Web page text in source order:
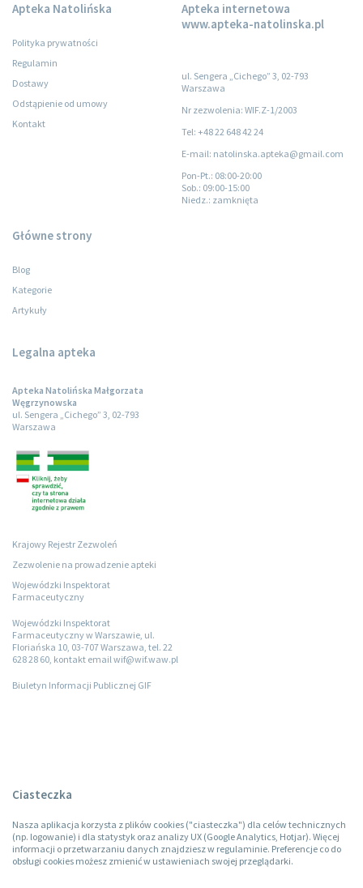
Apteka Natolińska
Polityka prywatności
Regulamin
Dostawy
Odstąpienie od umowy
Kontakt
Apteka internetowa
www.apteka-natolinska.pl
ul. Sengera „Cichego” 3, 02-793
Warszawa
Nr zezwolenia: WIF.Z-1/2003
Tel: +48 22 648 42 24
E-mail: natolinska.apteka@gmail.com
Pon-Pt.: 08:00-20:00
Sob.: 09:00-15:00
Niedz.: zamknięta
Główne strony
Blog
Kategorie
Artykuły
Legalna apteka
Apteka Natolińska Małgorzata
Węgrzynowska
ul. Sengera „Cichego” 3, 02-793
Warszawa
Krajowy Rejestr Zezwoleń
Zezwolenie na prowadzenie apteki
Wojewódzki Inspektorat
Farmaceutyczny
Wojewódzki Inspektorat
Farmaceutyczny w Warszawie, ul.
Floriańska 10, 03-707 Warszawa, tel. 22
628 28 60, kontakt email wif@wif.waw.pl
Biuletyn Informacji Publicznej GIF
Ciasteczka
Nasza aplikacja korzysta z plików cookies ("ciasteczka") dla celów technicznych
(np. logowanie) i dla statystyk oraz analizy UX (Google Analytics, Hotjar). Więcej
informacji o przetwarzaniu danych znajdziesz w regulaminie. Preferencje co do
obsługi cookies możesz zmienić w ustawieniach swojej przeglądarki.